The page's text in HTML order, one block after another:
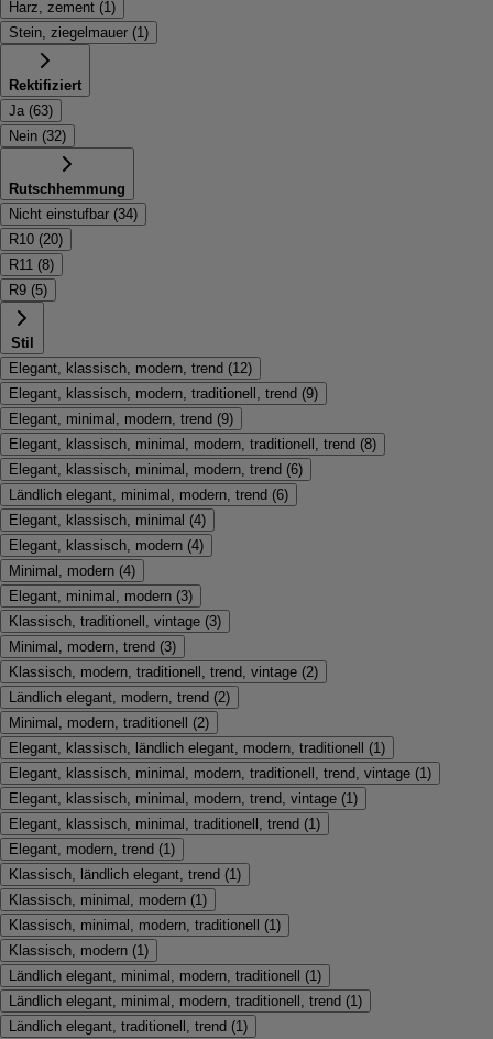
Harz, zement (1)
Stein, ziegelmauer (1)
Rektifiziert
Ja (63)
Nein (32)
Rutschhemmung
Nicht einstufbar (34)
R10 (20)
R11 (8)
R9 (5)
Stil
Elegant, klassisch, modern, trend (12)
Elegant, klassisch, modern, traditionell, trend (9)
Elegant, minimal, modern, trend (9)
Elegant, klassisch, minimal, modern, traditionell, trend (8)
Elegant, klassisch, minimal, modern, trend (6)
Ländlich elegant, minimal, modern, trend (6)
Elegant, klassisch, minimal (4)
Elegant, klassisch, modern (4)
Minimal, modern (4)
Elegant, minimal, modern (3)
Klassisch, traditionell, vintage (3)
Minimal, modern, trend (3)
Klassisch, modern, traditionell, trend, vintage (2)
Ländlich elegant, modern, trend (2)
Minimal, modern, traditionell
(2)
Elegant, klassisch, ländlich elegant, modern, traditionell
(1)
Elegant, klassisch, minimal, modern, traditionell, trend, vintage (1)
Elegant, klassisch, minimal, modern, trend, vintage (1)
Elegant, klassisch, minimal, traditionell, trend (1)
Elegant, modern, trend (1)
Klassisch, ländlich elegant, trend (1)
Klassisch, minimal, modern (1)
Klassisch, minimal, modern, traditionell
(1)
Klassisch, modern (1)
Ländlich elegant, minimal, modern, traditionell
(1)
Ländlich elegant, minimal, modern, traditionell, trend (1)
Ländlich elegant, traditionell, trend (1)